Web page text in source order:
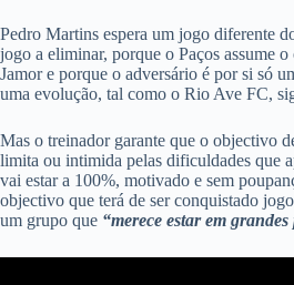
Pedro Martins espera um jogo diferente
jogo a eliminar, porque o Paços assume
Jamor e porque o adversário é por si só
uma evolução, tal como o Rio Ave FC,
Mas o treinador garante que o objectivo
limita ou intimida pelas dificuldades que
vai estar a 100%, motivado e sem
objectivo que terá de ser conquistado
um grupo que “merece estar em grandes